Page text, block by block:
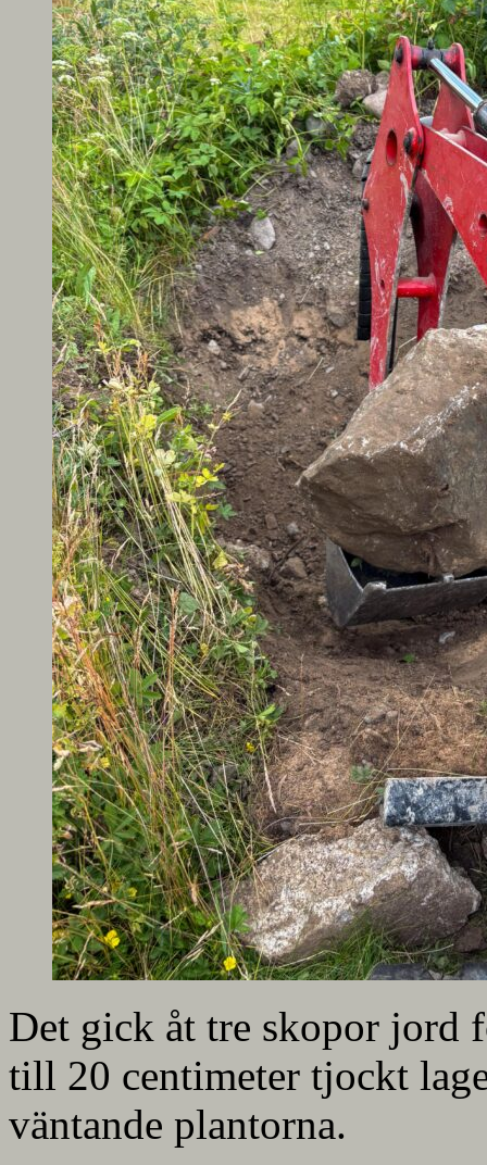
Det gick åt tre skopor jord
till 20 centimeter tjockt
väntande plantorna.